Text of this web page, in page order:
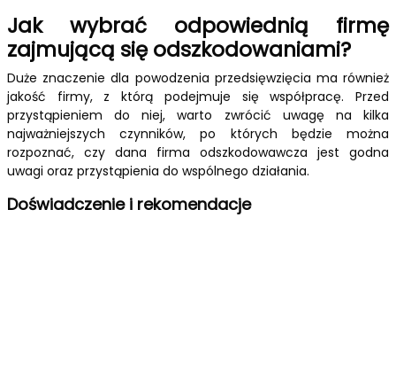
Jak wybrać odpowiednią firmę
zajmującą się odszkodowaniami?
Duże znaczenie dla powodzenia przedsięwzięcia ma również
jakość firmy, z którą podejmuje się współpracę. Przed
przystąpieniem do niej, warto zwrócić uwagę na kilka
najważniejszych czynników, po których będzie można
rozpoznać, czy dana firma odszkodowawcza jest godna
uwagi oraz przystąpienia do wspólnego działania.
Doświadczenie i rekomendacje